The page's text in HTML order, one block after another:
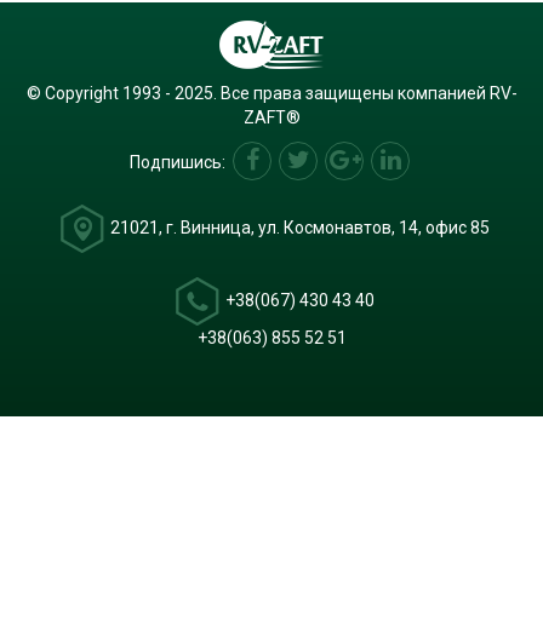
© Copyright 1993 - 2025. Все права защищены компанией RV-
ZAFT®
Подпишись:
21021, г. Винница, ул. Космонавтов, 14, офис 85
+38(067) 430 43 40
+38(063) 855 52 51